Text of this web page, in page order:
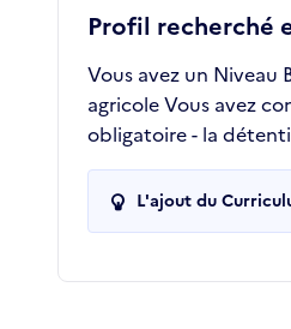
Profil recherché
Vous avez un Niveau
agricole Vous avez
obligatoire - la
L'ajout du